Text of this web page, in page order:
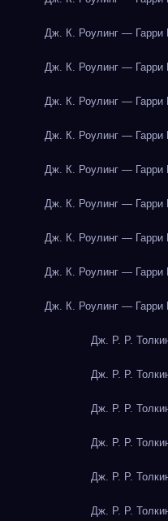
Дж. К. Роулинг — Гарри
Дж. К. Роулинг — Гарри
Дж. К. Роулинг — Гарри
Дж. К. Роулинг — Гарри
Дж. К. Роулинг — Гарри
Дж. К. Роулинг — Гарри
Дж. К. Роулинг — Гарри
Дж. К. Роулинг — Гарри
Дж. К. Роулинг — Гарри
Дж. Р. Р.
Дж. Р. Р.
Дж. Р. Р.
Дж. Р. Р.
Дж. Р. Р.
Дж. Р. Р.